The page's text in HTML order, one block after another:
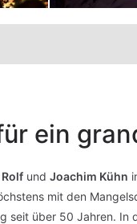
ein
Rolf und Joachim Kühn
mit den
seit über 50 Jahren. In